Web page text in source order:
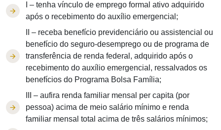
I – tenha vínculo de emprego formal ativo adquirido
após o recebimento do auxílio emergencial;
II – receba benefício previdenciário ou assistencial ou
benefício do seguro-desemprego ou de programa de
transferência de renda federal, adquirido após o
recebimento do auxílio emergencial, ressalvados os
benefícios do Programa Bolsa Família;
III – aufira renda familiar mensal per capita (por
pessoa) acima de meio salário mínimo e renda
familiar mensal total acima de três salários mínimos;